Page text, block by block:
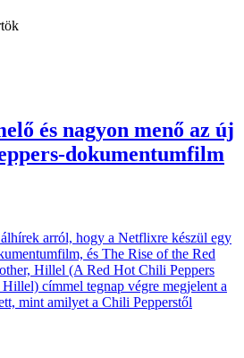
és nagyon menő az új
dokumentumfilm
arról, hogy a Netflixre készül egy
és The Rise of the Red
Hillel (A Red Hot Chili Peppers
címmel tegnap végre megjelent a
mint amilyet a Chili Pepperstől